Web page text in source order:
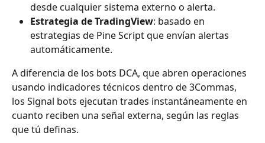
desde cualquier sistema externo o alerta.
Estrategia de TradingView: basado en
estrategias de Pine Script que envían alertas
automáticamente.
A diferencia de los bots DCA, que abren operaciones
usando indicadores técnicos dentro de 3Commas,
los Signal bots ejecutan trades instantáneamente en
cuanto reciben una señal externa, según las reglas
que tú definas.